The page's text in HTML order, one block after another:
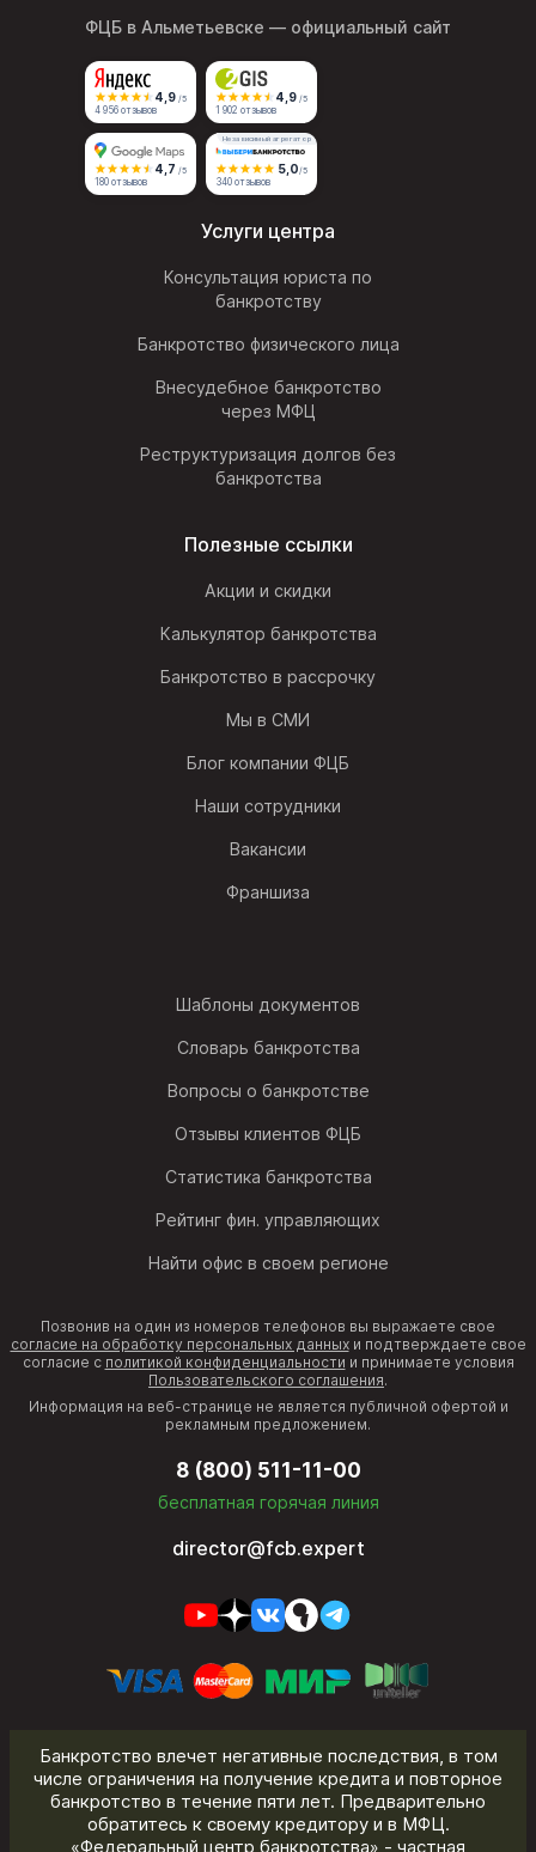
ФЦБ в Альметьевске — официальный сайт
4,9 /5
4 956 отзывов
4,9 /5
1 902 отзывов
4,7 /5
180 отзывов
Независимый агрегатор
5,0/5
340 отзывов
Услуги центра
Консультация юриста по
банкротству
Банкротство физического лица
Внесудебное банкротство
через МФЦ
Реструктуризация долгов без
банкротства
Полезные ссылки
Акции и скидки
Калькулятор банкротства
Банкротство в рассрочку
Мы в СМИ
Блог компании ФЦБ
Наши сотрудники
Вакансии
Франшиза
Шаблоны документов
Словарь банкротства
Вопросы о банкротстве
Отзывы клиентов ФЦБ
Статистика банкротства
Рейтинг фин. управляющих
Найти офис в своем регионе
Позвонив на один из номеров телефонов вы выражаете свое
согласие на обработку персональных данныхи подтверждаете свое
согласие с политикой конфиденциальности и принимаете условия
Пользовательского соглашения.
Информация на веб-странице не является публичной офертой и
рекламным предложением.
8 (800) 511-11-00
бесплатная горячая линия
director@fcb.expert
Банкротство влечет негативные последствия, в том
числе ограничения на получение кредита и повторное
банкротство в течение пяти лет. Предварительно
обратитесь к своему кредитору и в МФЦ.
«Федеральный центр банкротства» - частная